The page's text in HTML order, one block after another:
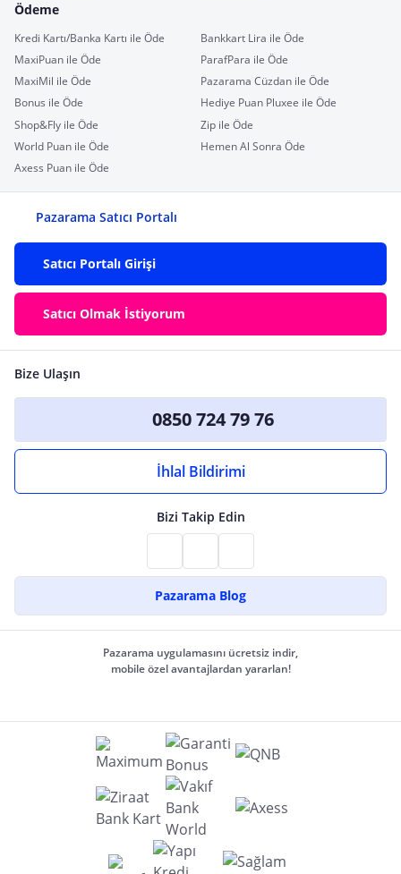
Ödeme
Kredi Kartı/Banka Kartı ile Öde
Bankkart Lira ile Öde
MaxiPuan ile Öde
ParafPara ile Öde
MaxiMil ile Öde
Pazarama Cüzdan ile Öde
Bonus ile Öde
Hediye Puan Pluxee ile Öde
Shop&Fly ile Öde
Zip ile Öde
World Puan ile Öde
Hemen Al Sonra Öde
Axess Puan ile Öde
Pazarama Satıcı Portalı
Satıcı Portalı Girişi
Satıcı Olmak İstiyorum
Bize Ulaşın
0850 724 79 76
İhlal Bildirimi
Bizi Takip Edin
Pazarama Blog
Pazarama uygulamasını ücretsiz indir,
mobile özel avantajlardan yararlan!